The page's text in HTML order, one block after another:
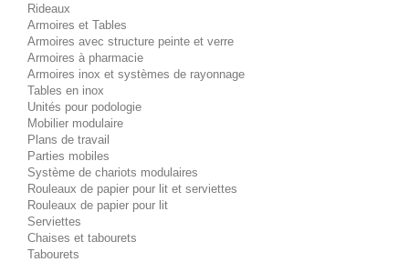
Rideaux
Armoires et Tables
Armoires avec structure peinte et verre
Armoires à pharmacie
Armoires inox et systèmes de rayonnage
Tables en inox
Unités pour podologie
Mobilier modulaire
Plans de travail
Parties mobiles
Système de chariots modulaires
Rouleaux de papier pour lit et serviettes
Rouleaux de papier pour lit
Serviettes
Chaises et tabourets
Tabourets